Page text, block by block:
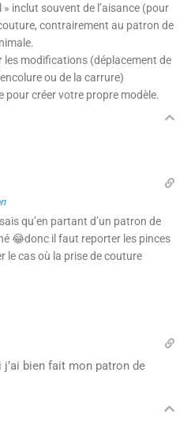
inclut souvent de l’aisance (pour
contrairement au patron de
les modifications (déplacement de
ou de la carrure)
pour créer votre propre modèle.
qu’en partant d’un patron de
😂donc il faut reporter les pinces
le cas où la prise de couture
bien fait mon patron de